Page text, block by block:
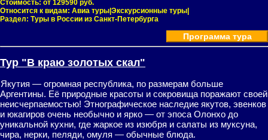
Стоимость: от 129590 руб.
Относится к видам: Авиа туры|Экскурсионные туры|
Раздел: Туры в России из Санкт-Петербурга
Программа тура
Тур "В краю золотых скал"
Якутия — огромная республика, по размерам больше
Аргентины. Её природные красоты и сокровища поражают своей
неисчерпаемостью! Этнографическое наследие якутов, эвенков
и юкагиров очень необычно и ярко — от эпоса Олонхо до
уникальной кухни, где жаркое из изюбря и салаты из муксуна,
чира, нерки, пеляди, омуля — обычные блюда.